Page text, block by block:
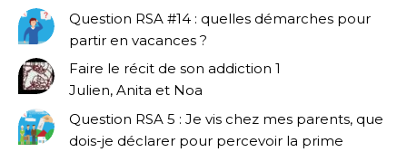
Question RSA #14 : quelles démarches pour
partir en vacances ?
Faire le récit de son addiction 1
Julien, Anita et Noa
Question RSA 5 : Je vis chez mes parents, que
dois-je déclarer pour percevoir la prime